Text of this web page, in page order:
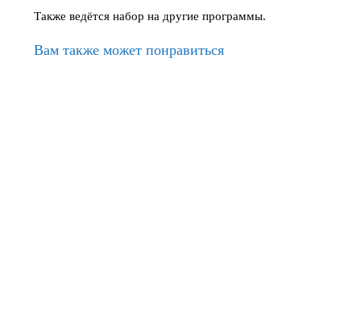
Также ведётся набор на другие программы.
Вам также может понравиться